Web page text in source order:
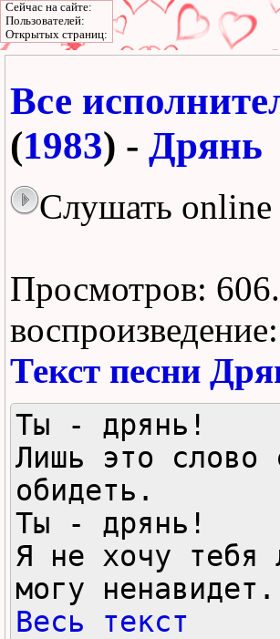
Все
(1983) - Дрянь
Слушать
Просмотров: 606.
воспроизведение:
Текст песни
Ты - дрянь!
Лишь это слово
обидеть.
Ты - дрянь!
Я не хочу тебя
могу
Весь текст
Сейчас на сайте:
Пользователей:
Открытых страниц: